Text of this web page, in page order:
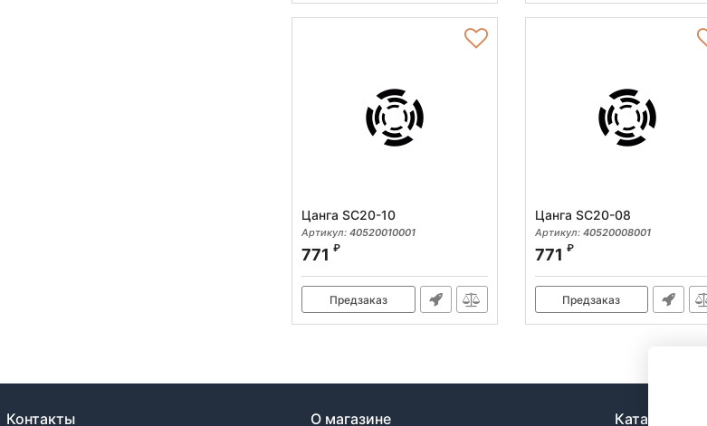
Цанга SC20-10
Артикул: 40520010001
771 ₽
Предзаказ
Цанга SC20-08
Артикул: 40520008001
771 ₽
Предзаказ
Контакты О магазине Каталог